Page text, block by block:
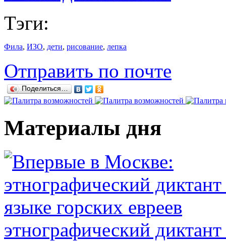
Тэги:
Фила, ИЗО, дети, рисование, лепка
Отправить по почте
Поделиться…
Материалы дня
этнографический